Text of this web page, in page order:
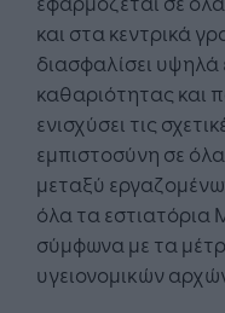
και στα κεντρικά
διασφαλίσει
καθαριότητας και
ενισχύσει τις
εμπιστοσύνη σε
μεταξύ
όλα τα εστιατόρια
σύμφωνα με τα
υγειονομικών